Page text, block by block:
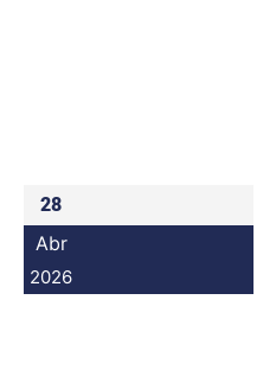
28
Abr
2026